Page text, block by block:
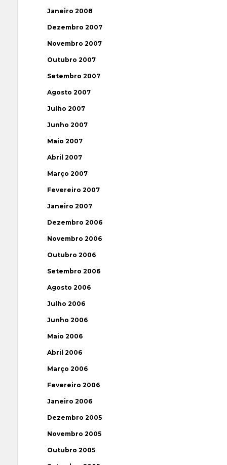
Janeiro 2008
Dezembro 2007
Novembro 2007
Outubro 2007
Setembro 2007
Agosto 2007
Julho 2007
Junho 2007
Maio 2007
Abril 2007
Março 2007
Fevereiro 2007
Janeiro 2007
Dezembro 2006
Novembro 2006
Outubro 2006
Setembro 2006
Agosto 2006
Julho 2006
Junho 2006
Maio 2006
Abril 2006
Março 2006
Fevereiro 2006
Janeiro 2006
Dezembro 2005
Novembro 2005
Outubro 2005